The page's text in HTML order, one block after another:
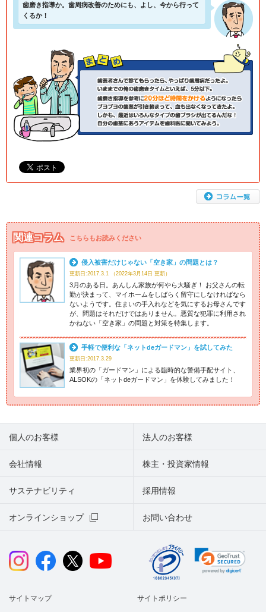
歯磨き指導か。歯周病改善のためにも、よし、今から行って
くるか！
関連コラム こちらもお読みください
侵入被害だけじゃない「空き家」の問題とは？
更新日:2017.3.1 （2022年3月14日 更新）
3月のある日。あんしん家族が何やら大騒ぎ！ お父さんの転
勤が決まって、マイホームをしばらく留守にしなければなら
ないようです。住まいの手入れなどを気にするお母さんです
が、問題はそれだけではありません。悪質な犯罪に利用され
かねない「空き家」の問題と対策を特集します。
手軽で便利な「ネットdeガードマン」を試してみた
更新日:2017.3.29
業界初の「ガードマン」による臨時的な警備手配サイト、
ALSOKの「ネットdeガードマン」を体験してみました！
個人のお客様 法人のお客様
会社情報 株主・投資家情報
サステナビリティ
オンラインショップ お問い合わせ
採用情報
サイトマップ サイトポリシー